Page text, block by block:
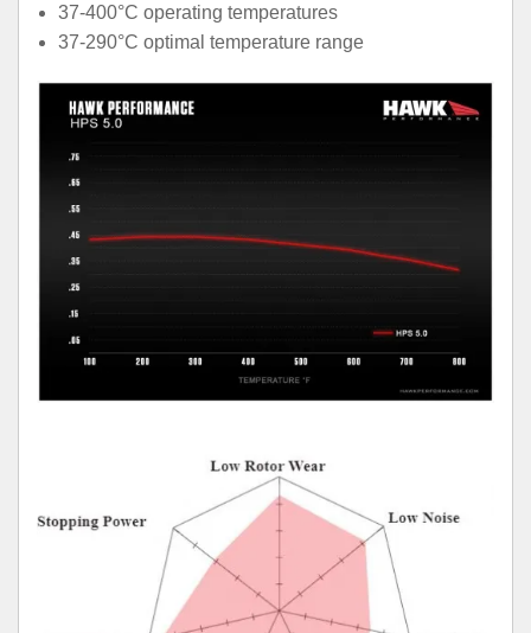
37-400°C operating temperatures
37-290°C optimal temperature range